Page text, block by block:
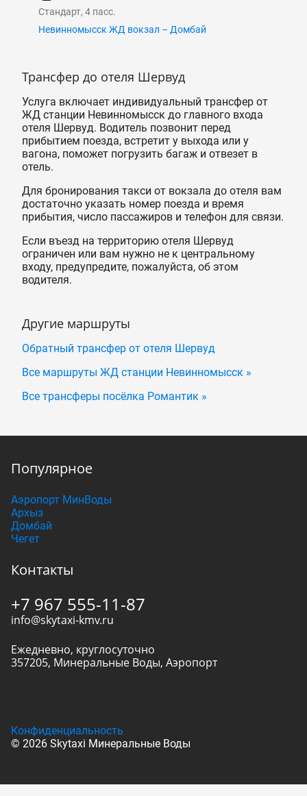
Стандарт, 4 пасс.
Невинномысск ЖД вокзал – Домбай
Трансфер до отеля Шервуд
Услуга включает индивидуальный трансфер от
ЖД станции Невинномысск до главного входа
отеля Шервуд. Водитель позвонит перед
прибытием поезда, встретит у выхода или у
вагона, поможет погрузить багаж и отвезет в
отель.
Для бронирования такси от вокзала до отеля вам
достаточно указать номер поезда и время
прибытия, число пассажиров и телефон для связи.
Если въезд на территорию отеля Шервуд
ограничен или вам нужно не к центральному
входу, предупредите, пожалуйста, об этом
водителя.
Другие маршруты
Обратный трансфер от отеля Шервуд
Все маршруты ЖД станции Невинномысск »
Все трансферы посёлка Романтик »
Популярное
Аэропорт МинВоды
Архыз
Домбай
Чегет
Контакты
+7 967 555-11-87
info@skytaxi-kmv.ru
Ежедневно, круглосуточно
357205, Минеральные Воды, Аэропорт
© 2026 Skytaxi Минеральные Воды
Конфиденциальность